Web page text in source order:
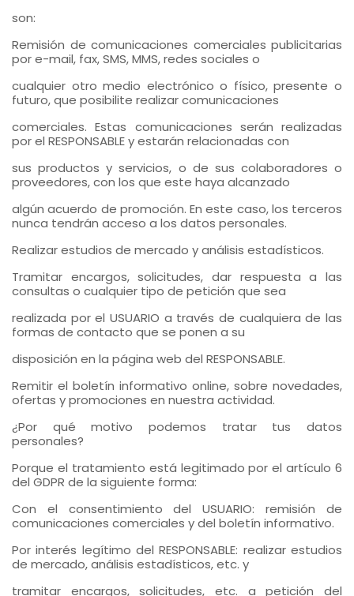
son:
Remisión de comunicaciones comerciales publicitarias
por e-mail, fax, SMS, MMS, redes sociales o
cualquier otro medio electrónico o físico, presente o
futuro, que posibilite realizar comunicaciones
comerciales. Estas comunicaciones serán realizadas
por el RESPONSABLE y estarán relacionadas con
sus productos y servicios, o de sus colaboradores o
proveedores, con los que este haya alcanzado
algún acuerdo de promoción. En este caso, los terceros
nunca tendrán acceso a los datos personales.
Realizar estudios de mercado y análisis estadísticos.
Tramitar encargos, solicitudes, dar respuesta a las
consultas o cualquier tipo de petición que sea
realizada por el USUARIO a través de cualquiera de las
formas de contacto que se ponen a su
disposición en la página web del RESPONSABLE.
Remitir el boletín informativo online, sobre novedades,
ofertas y promociones en nuestra actividad.
¿Por qué motivo podemos tratar tus datos
personales?
Porque el tratamiento está legitimado por el artículo 6
del GDPR de la siguiente forma:
Con el consentimiento del USUARIO: remisión de
comunicaciones comerciales y del boletín informativo.
Por interés legítimo del RESPONSABLE: realizar estudios
de mercado, análisis estadísticos, etc. y
tramitar encargos, solicitudes, etc. a petición del